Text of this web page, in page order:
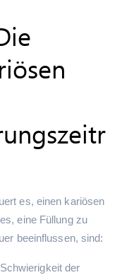
es, einen kariösen
eine Füllung zu
beeinflussen, sind:
der